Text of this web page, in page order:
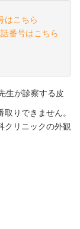
生が診察する皮
取りできません。